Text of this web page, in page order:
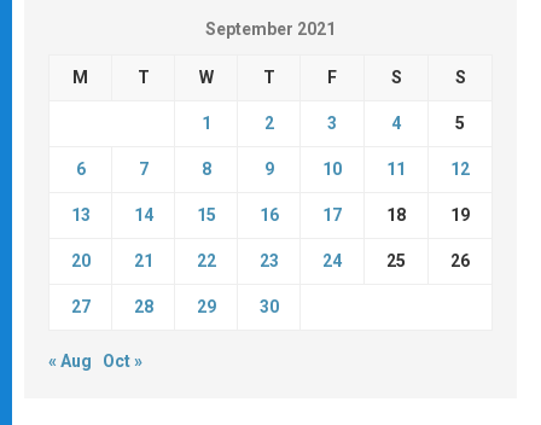
September 2021
M T W T F S S
1 2 3 4 5
6 7 8 9 10 11 12
13 14 15 16 17 18 19
20 21 22 23 24 25 26
27 28 29 30
« Aug Oct »